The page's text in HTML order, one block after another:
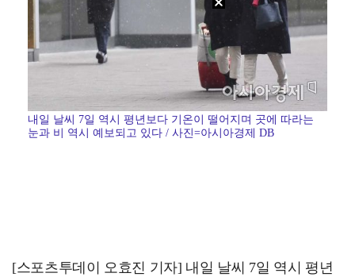
내일 날씨 7일 역시 평년보다 기온이 떨어지며 곳에 따라는
눈과 비 역시 예보되고 있다 / 사진=아시아경제 DB
[스포츠투데이 오효진 기자] 내일 날씨 7일 역시 평년